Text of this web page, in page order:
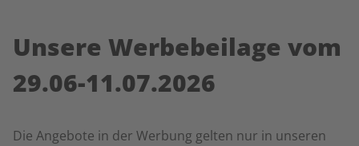
Unsere Werbebeilage vom
29.06-11.07.2026
Die Angebote in der Werbung gelten nur in unseren